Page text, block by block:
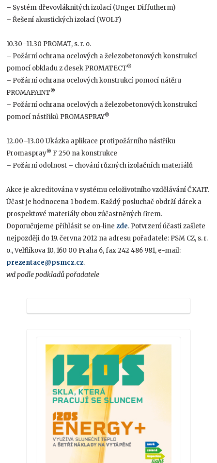
– Systém dřevovláknitých izolací (Unger Diffutherm)
– Řešení akustických izolací (WOLF)
10.30–11.30 PROMAT, s. r. o.
– Požární ochrana ocelových a železobetonových konstrukcí
pomocí obkladu z desek PROMATECT®
– Požární ochrana ocelových konstrukcí pomocí nátěru
PROMAPAINT®
– Požární ochrana ocelových a železobetonových konstrukcí
pomocí nástřiků PROMASPRAY®
12.00–13.00 Ukázka aplikace protipožárního nástřiku
Promaspray® F 250 na konstrukce
– Požární odolnost – chování různých izolačních materiálů
Akce je akreditována v systému celoživotního vzdělávání ČKAIT.
Účast je hodnocena 1 bodem. Každý posluchač obdrží dárek a
prospektové materiály obou zúčastněných firem.
Doporučujeme přihlásit se on-linezde. Potvrzení účasti zašlete
nejpozději do 19. června 2012 na adresu pořadatele: PSM CZ, s. r.
o., Velflíkova 10, 160 00 Praha 6, fax 242 486 981, e-mail:
prezentace@psmcz.cz.
wd podle podkladů pořadatele